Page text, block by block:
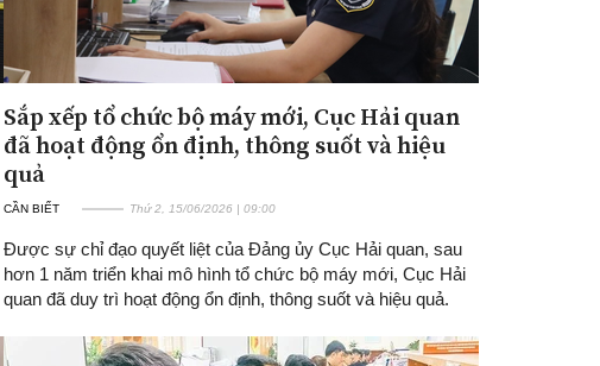
Sắp xếp tổ chức bộ máy mới, Cục Hải quan
đã hoạt động ổn định, thông suốt và hiệu
quả
CẦN BIẾT Thứ 2, 15/06/2026 | 09:00
Được sự chỉ đạo quyết liệt của Đảng ủy Cục Hải quan, sau
hơn 1 năm triển khai mô hình tổ chức bộ máy mới, Cục Hải
quan đã duy trì hoạt động ổn định, thông suốt và hiệu quả.